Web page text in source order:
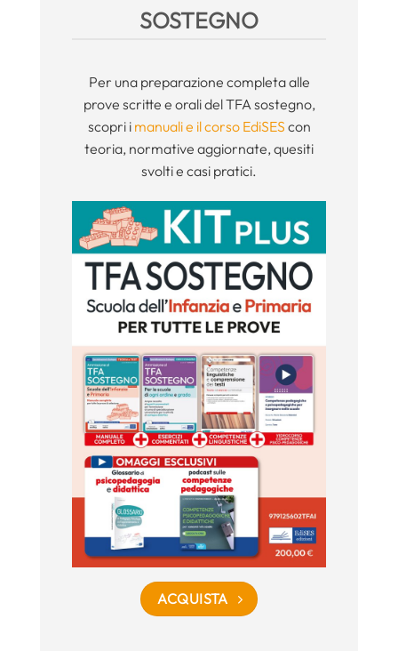
SOSTEGNO
Per una preparazione completa alle
prove scritte e orali del TFA sostegno,
scopri i manuali e il corso EdiSES con
teoria, normative aggiornate, quesiti
svolti e casi pratici.
ACQUISTA